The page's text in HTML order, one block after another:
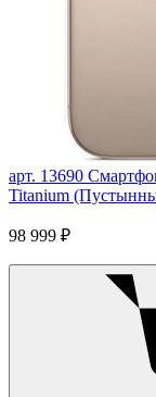
арт. 13690
Titanium
98 999 ₽